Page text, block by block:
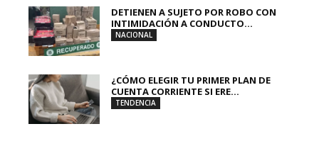
DETIENEN A SUJETO POR ROBO CON
INTIMIDACIÓN A CONDUCTO...
NACIONAL
¿CÓMO ELEGIR TU PRIMER PLAN DE
CUENTA CORRIENTE SI ERE...
TENDENCIA